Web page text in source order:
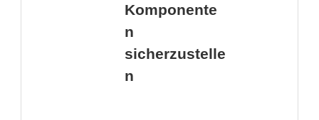
Komponente
n
sicherzustelle
n